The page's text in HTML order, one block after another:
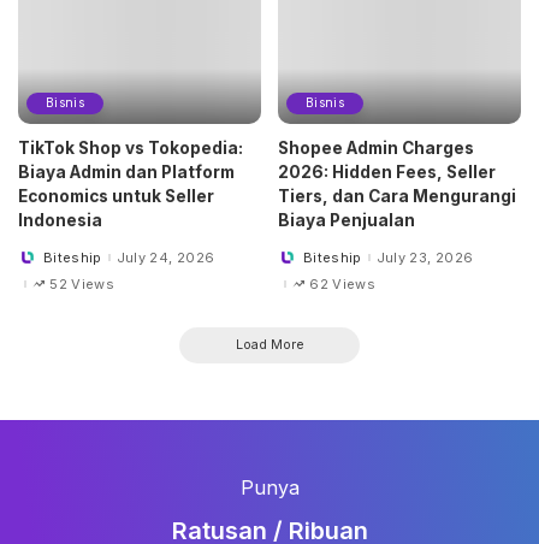
Bisnis
TikTok Shop vs Tokopedia:
Biaya Admin dan Platform
Economics untuk Seller
Indonesia
PostedBiteship
July 24, 2026
52 Views
Bisnis
Shopee Admin Charges
2026: Hidden Fees, Seller
Tiers, dan Cara Mengurangi
Biaya Penjualan
PostedBiteship
July 23, 2026
62 Views
Load More
Punya
Ratusan / Ribuan